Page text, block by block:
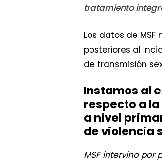
tratamiento
Los datos de
posteriores al
de transmisión
Instamos al
respecto a
a nivel
de violencia
MSF intervino por